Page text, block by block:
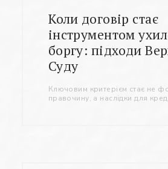
Коли договір стає
інструментом
боргу: підходи
Суду
Ключовим критерієм стає не
правочину, а наслідки для